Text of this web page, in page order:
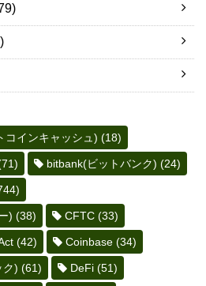
コインキャッシュ) (18)
bitbank(ビットバンク) (24)
) (38) CFTC (33)
(42) Coinbase (34)
ク) (61) DeFi (51)